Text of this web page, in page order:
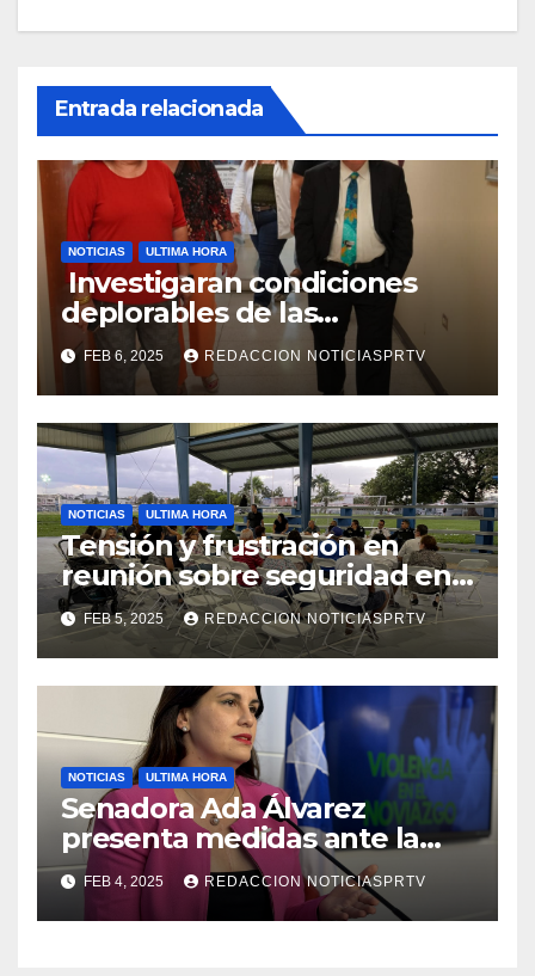
Entrada relacionada
NOTICIAS ULTIMA HORA
Investigaran condiciones
deplorables de las
facilidades el Departamento
de la Salud en Mayagüez
FEB 6, 2025 REDACCION NOTICIASPRTV
NOTICIAS ULTIMA HORA
Tensión y frustración en
reunión sobre seguridad en
Reparto Metropolitano
FEB 5, 2025 REDACCION NOTICIASPRTV
NOTICIAS ULTIMA HORA
Senadora Ada Álvarez
presenta medidas ante la
violencia en el noviazgo
FEB 4, 2025 REDACCION NOTICIASPRTV